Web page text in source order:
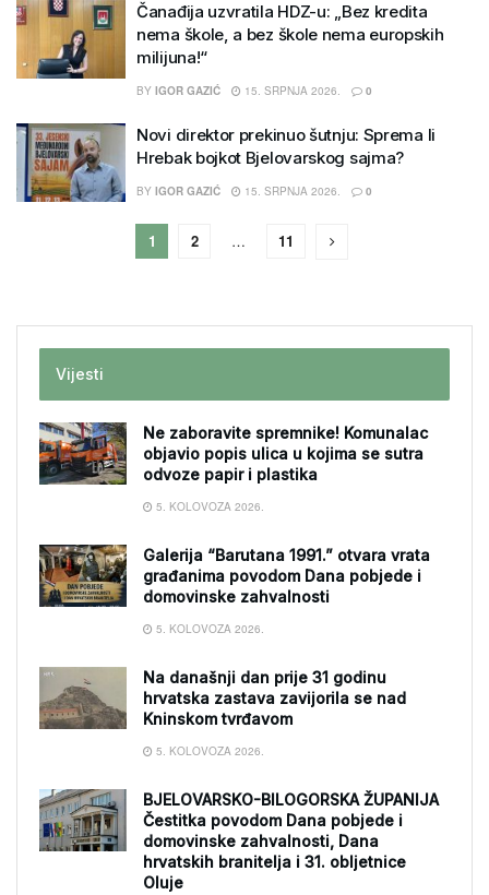
Čanađija uzvratila HDZ-u: „Bez kredita
nema škole, a bez škole nema europskih
milijuna!“
BY IGOR GAZIĆ 15. SRPNJA 2026. 0
Novi direktor prekinuo šutnju: Sprema li
Hrebak bojkot Bjelovarskog sajma?
BY IGOR GAZIĆ 15. SRPNJA 2026. 0
1 2 … 11
Vijesti
Ne zaboravite spremnike! Komunalac
objavio popis ulica u kojima se sutra
odvoze papir i plastika
5. KOLOVOZA 2026.
Galerija “Barutana 1991.” otvara vrata
građanima povodom Dana pobjede i
domovinske zahvalnosti
5. KOLOVOZA 2026.
Na današnji dan prije 31 godinu
hrvatska zastava zavijorila se nad
Kninskom tvrđavom
5. KOLOVOZA 2026.
BJELOVARSKO-BILOGORSKA ŽUPANIJA
Čestitka povodom Dana pobjede i
domovinske zahvalnosti, Dana
hrvatskih branitelja i 31. obljetnice
Oluje